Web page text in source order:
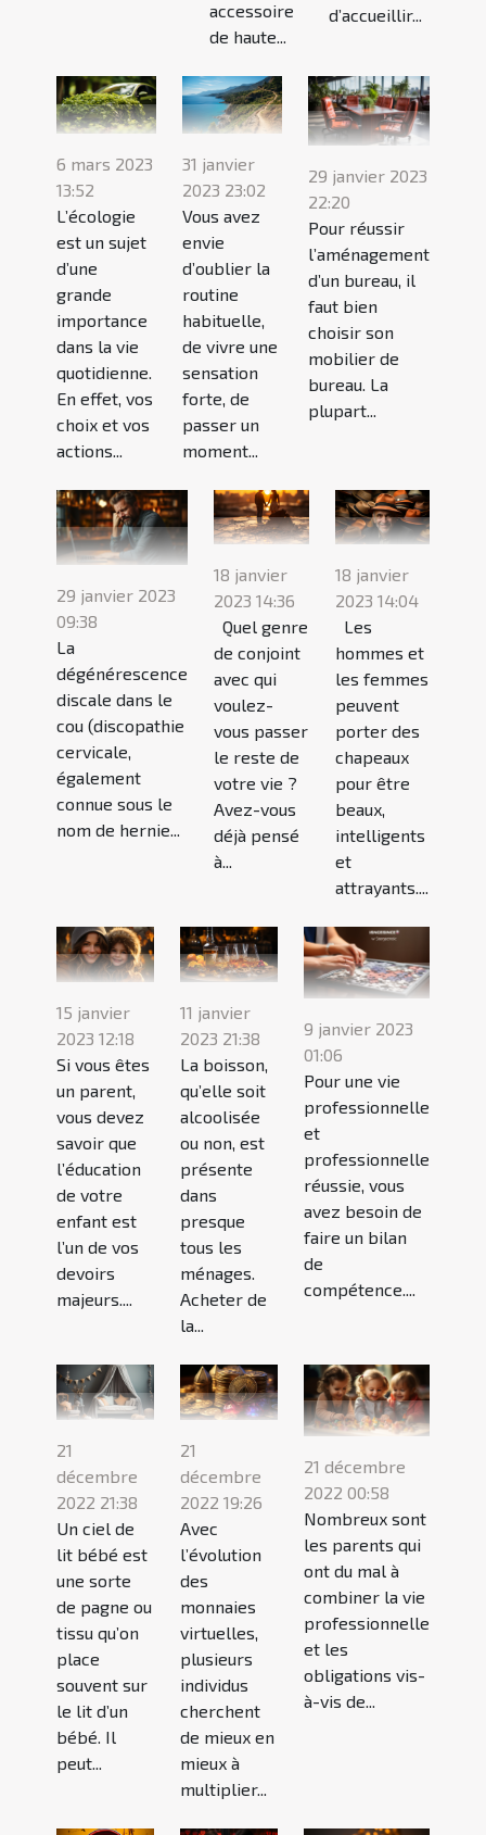
accessoire
de haute...
d’accueillir...
6 mars 2023
13:52
L’écologie
est un sujet
d’une
grande
importance
dans la vie
quotidienne.
En effet, vos
choix et vos
actions...
31 janvier
2023 23:02
Vous avez
envie
d’oublier la
routine
habituelle,
de vivre une
sensation
forte, de
passer un
moment...
29 janvier 2023
22:20
Pour réussir
l’aménagement
d’un bureau, il
faut bien
choisir son
mobilier de
bureau. La
plupart...
29 janvier 2023
09:38
La
dégénérescence
discale dans le
cou (discopathie
cervicale,
également
connue sous le
nom de hernie...
18 janvier
2023 14:36
Quel genre
de conjoint
avec qui
voulez-
vous passer
le reste de
votre vie ?
Avez-vous
déjà pensé
à...
18 janvier
2023 14:04
Les
hommes et
les femmes
peuvent
porter des
chapeaux
pour être
beaux,
intelligents
et
attrayants....
15 janvier
2023 12:18
Si vous êtes
un parent,
vous devez
savoir que
l’éducation
de votre
enfant est
l’un de vos
devoirs
majeurs....
11 janvier
2023 21:38
La boisson,
qu’elle soit
alcoolisée
ou non, est
présente
dans
presque
tous les
ménages.
Acheter de
la...
9 janvier 2023
01:06
Pour une vie
professionnelle
et
professionnelle
réussie, vous
avez besoin de
faire un bilan
de
compétence....
21
décembre
2022 21:38
Un ciel de
lit bébé est
une sorte
de pagne ou
tissu qu’on
place
souvent sur
le lit d’un
bébé. Il
peut...
21
décembre
2022 19:26
Avec
l’évolution
des
monnaies
virtuelles,
plusieurs
individus
cherchent
de mieux en
mieux à
multiplier...
21 décembre
2022 00:58
Nombreux sont
les parents qui
ont du mal à
combiner la vie
professionnelle
et les
obligations vis-
à-vis de...